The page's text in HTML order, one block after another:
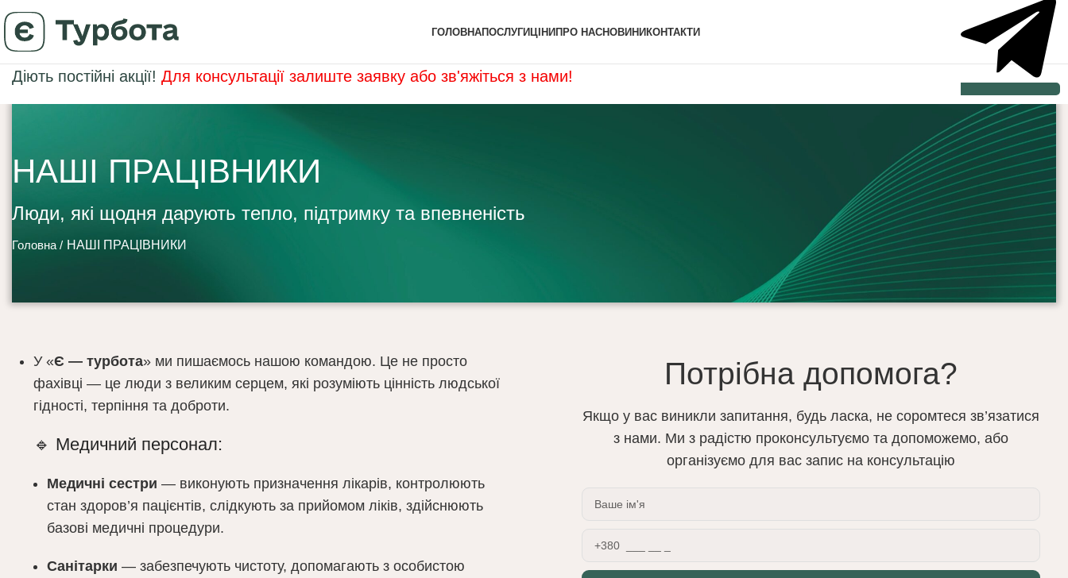
ГОЛОВНАПОСЛУГИЦІНИПРО НАСНОВИНИКОНТАКТИ
Діють постійні акції! Для консультації залиште заявку або зв'яжіться з нами!
НАШІ ПРАЦІВНИКИ
Люди, які щодня дарують тепло, підтримку та впевненість
Головна / НАШІ ПРАЦІВНИКИ
У «Є — турбота» ми пишаємось нашою командою. Це не просто
фахівці — це люди з великим серцем, які розуміють цінність людської
гідності, терпіння та доброти.
🔹 Медичний персонал:
Медичні сестри — виконують призначення лікарів, контролюють
стан здоров’я пацієнтів, слідкують за прийомом ліків, здійснюють
базові медичні процедури.
Санітарки — забезпечують чистоту, допомагають з особистою
Потрібна допомога?
Якщо у вас виникли запитання, будь ласка, не соромтеся зв’язатися
з нами. Ми з радістю проконсультуємо та допоможемо, або
організуємо для вас запис на консультацію